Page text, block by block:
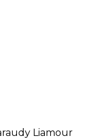
Liamour